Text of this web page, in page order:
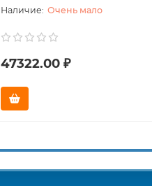
Очень мало
47322.00 ₽